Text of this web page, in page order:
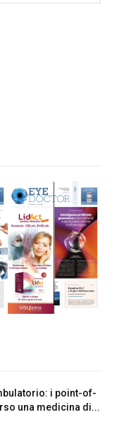
i point-of-
una medicina di...